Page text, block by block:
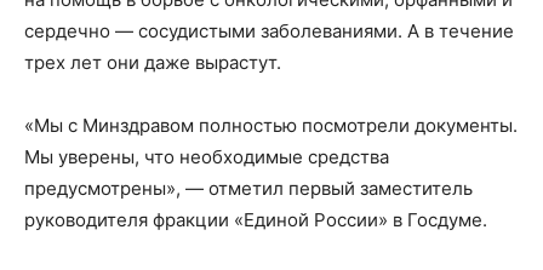
сердечно — сосудистыми заболеваниями. А в течение
трех лет они даже вырастут.
«Мы с Минздравом полностью посмотрели документы.
Мы уверены, что необходимые средства
предусмотрены», — отметил первый заместитель
руководителя фракции «Единой России» в Госдуме.